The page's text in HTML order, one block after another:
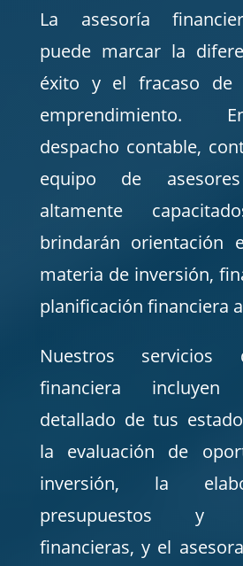
La asesoría
puede marcar la
éxito y el fracaso de
emprendimiento.
despacho contable,
equipo de
altamente
brindarán orientación
materia de inversión,
planificación financiera
Nuestros servicios
financiera
detallado de tus
la evaluación de
inversión, la
presupuestos y
financieras, y el